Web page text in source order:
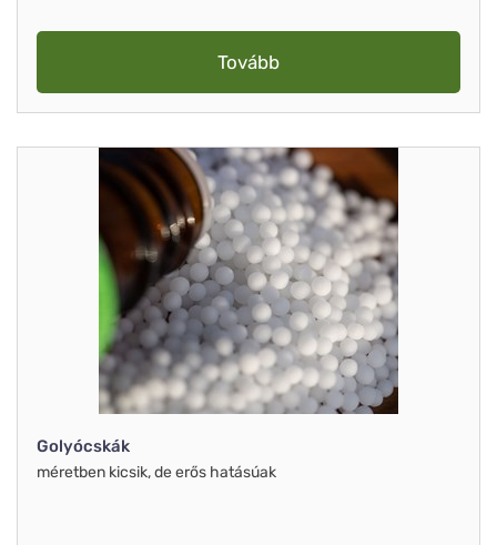
Tovább
Golyócskák
méretben kicsik, de erős hatásúak